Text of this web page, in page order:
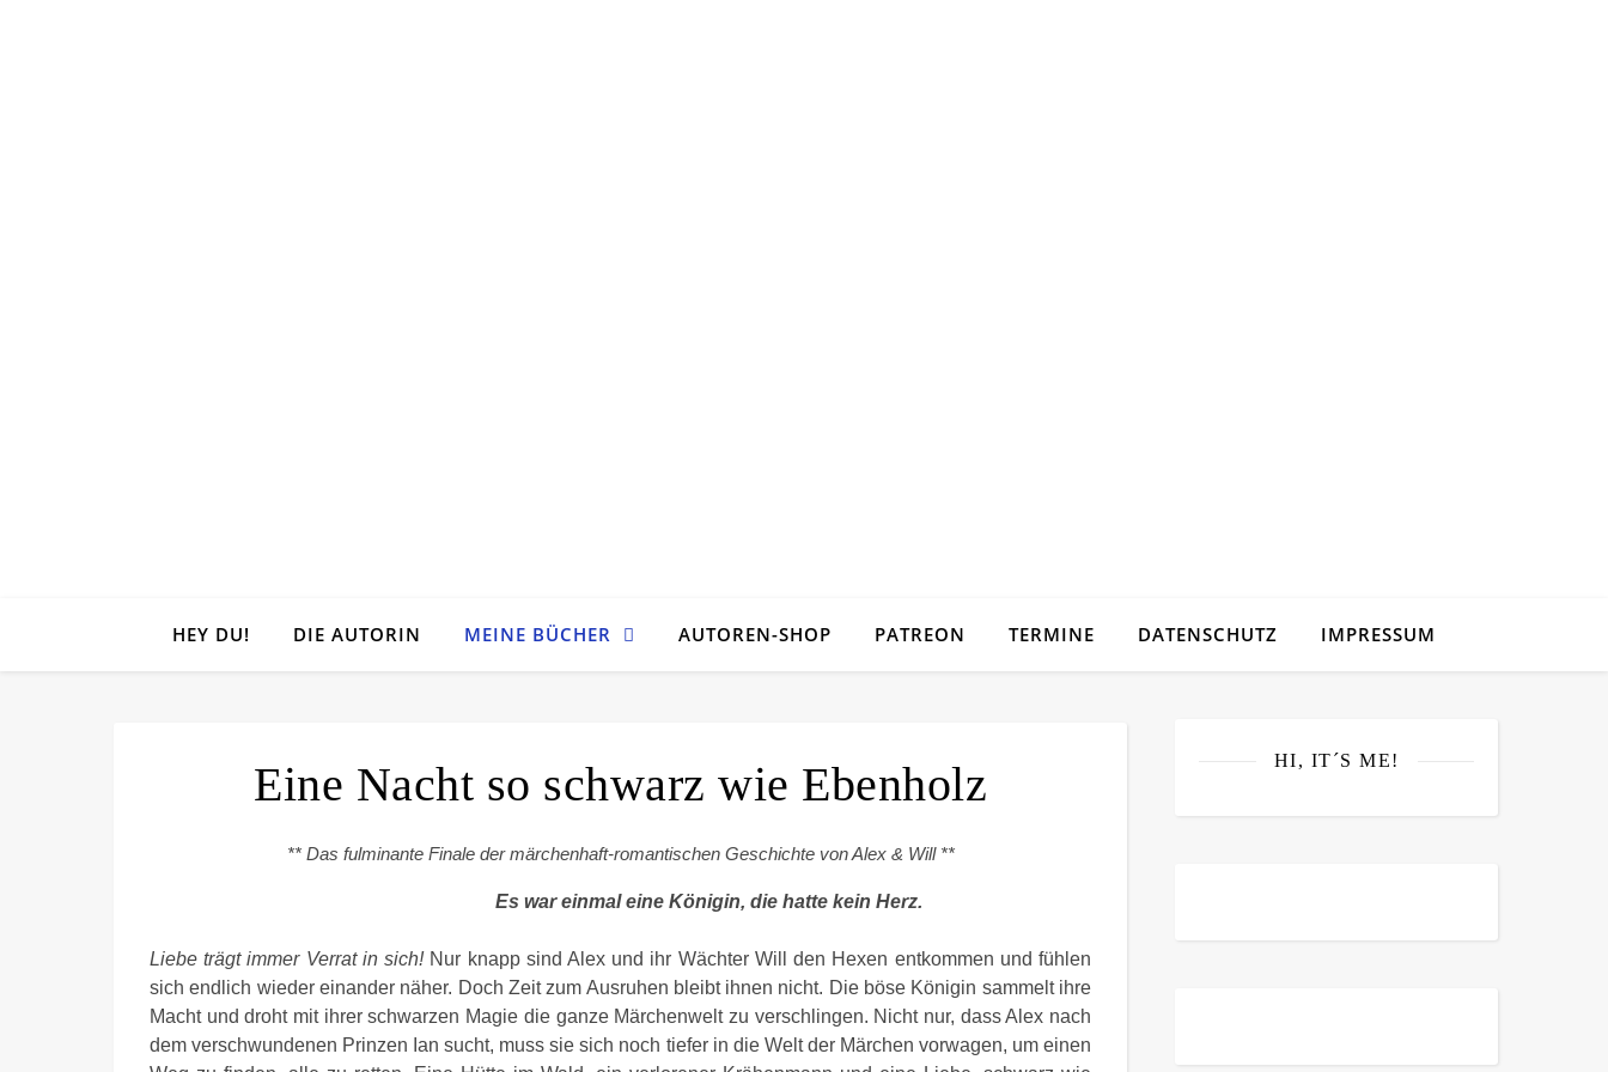
HEY DU! DIE AUTORIN MEINE BÜCHER AUTOREN-SHOP PATREON TERMINE DATENSCHUTZ IMPRESSUM
Eine Nacht so schwarz wie Ebenholz
** Das fulminante Finale der märchenhaft-romantischen Geschichte von Alex & Will **
Es war einmal eine Königin, die hatte kein Herz.
Liebe trägt immer Verrat in sich!Nur knapp sind Alex und ihr Wächter Will den Hexen entkommen und fühlen
sich endlich wieder einander näher. Doch Zeit zum Ausruhen bleibt ihnen nicht. Die böse Königin sammelt ihre
Macht und droht mit ihrer schwarzen Magie die ganze Märchenwelt zu verschlingen. Nicht nur, dass Alex nach
dem verschwundenen Prinzen Ian sucht, muss sie sich noch tiefer in die Welt der Märchen vorwagen, um einen
HI, IT´S ME!